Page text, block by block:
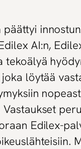
päättyi
AI:n,
tekoälyä
löytää
Edilex-